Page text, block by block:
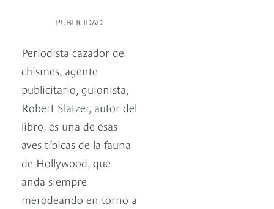
PUBLICIDAD
Periodista cazador de
chismes, agente
publicitario, guionista,
Robert Slatzer, autor del
libro, es una de esas
aves típicas de la fauna
de Hollywood, que
anda siempre
merodeando en torno a